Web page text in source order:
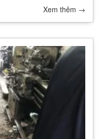
Xem thêm →